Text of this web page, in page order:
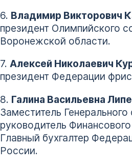
6. Владимир Викторович
президент Олимпийского
Воронежской области.
7. Алексей Николаевич
президент Федерации
8. Галина Васильевна
Заместитель Генерального
руководитель
Главный бухгалтер
России.